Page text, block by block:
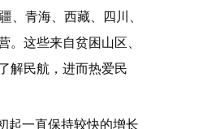
、青海、西藏、四川、
。这些来自贫困山区、
解民航，进而热爱民
起一直保持较快的增长